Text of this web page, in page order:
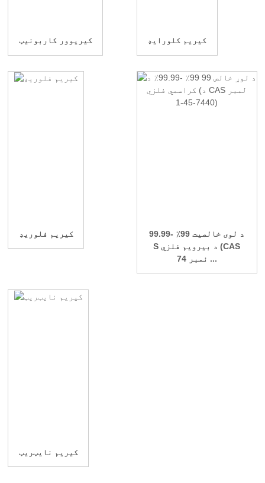
کیریوور کاربونیټ کیریم کلورایډ
کیریم فلوریډ
د لوی خالصیت 99٪ -99.99
S د بیرویم فلزي (CAS
نمبر 74 ...
کیریم نایټریټ